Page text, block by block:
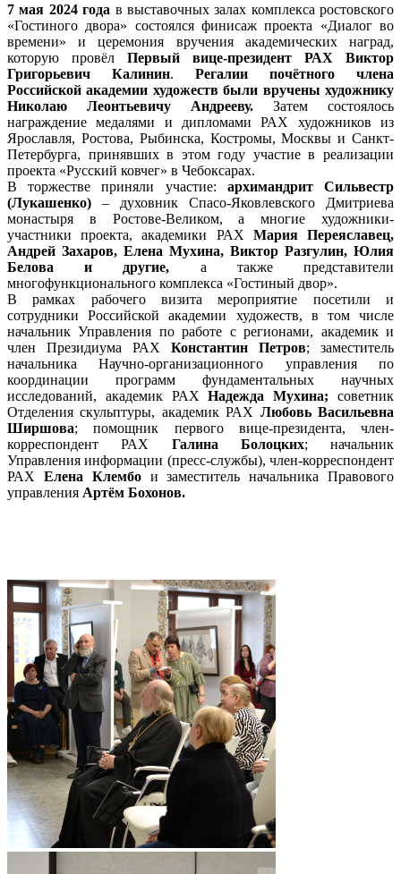
7 мая 2024 года в выставочных залах комплекса ростовского
«Гостиного двора» состоялся финисаж проекта «Диалог во
времени» и церемония вручения академических наград,
которую провёл Первый вице-президент РАХ Виктор
Григорьевич Калинин. Регалии почётного члена
Российской академии художеств были вручены художнику
Николаю Леонтьевичу Андрееву. Затем состоялось
награждение медалями и дипломами РАХ художников из
Ярославля, Ростова, Рыбинска, Костромы, Москвы и Санкт-
Петербурга, принявших в этом году участие в реализации
проекта «Русский ковчег» в Чебоксарах.
В торжестве приняли участие: архимандрит Сильвестр
(Лукашенко) – духовник Спасо-Яковлевского Дмитриева
монастыря в Ростове-Великом, а многие художники-
участники проекта, академики РАХ Мария Переяславец,
Андрей Захаров, Елена Мухина, Виктор Разгулин, Юлия
Белова и другие, а также представители
многофункционального комплекса «Гостиный двор».
В рамках рабочего визита мероприятие посетили и
сотрудники Российской академии художеств, в том числе
начальник Управления по работе с регионами, академик и
член Президиума РАХ Константин Петров; заместитель
начальника Научно-организационного управления по
координации программ фундаментальных научных
исследований, академик РАХНадежда Мухина; советник
Отделения скульптуры, академик РАХ Любовь Васильевна
Ширшова; помощник первого вице-президента, член-
корреспондент РАХ Галина Болоцких; начальник
Управления информации (пресс-службы), член-корреспондент
РАХ Елена Клембои заместитель начальника Правового
управления Артём Бохонов.